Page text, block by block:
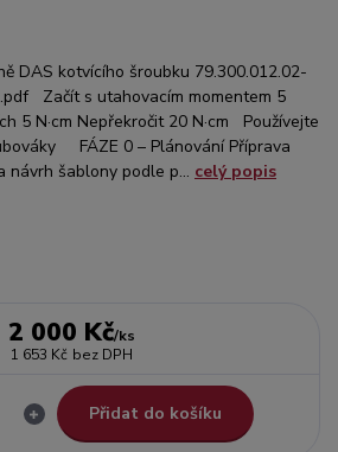
DAS kotvícího šroubku 79.300.012.02-
Začít s utahovacím momentem 5
5 N·cm Nepřekročit 20 N·cm Používejte
FÁZE 0 – Plánování Příprava
návrh šablony podle p... celý popis
2 000 Kč/ks
1 653 Kč bez DPH
Přidat do košíku